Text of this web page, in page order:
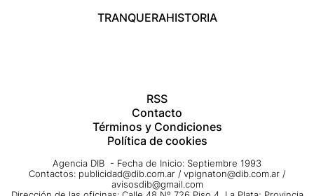
TRANQUERAHISTORIA
RSS
Contacto
Términos y Condiciones
Política de cookies
Agencia DIB - Fecha de Inicio: Septiembre 1993
Contactos: publicidad@dib.com.ar / vpignaton@dib.com.ar /
avisosdib@gmail.com